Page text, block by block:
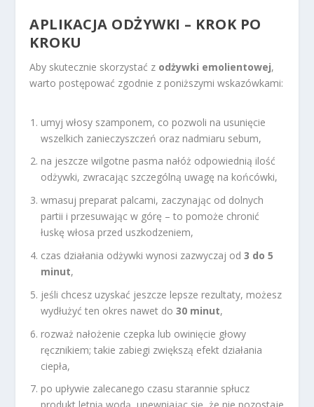
APLIKACJA ODŻYWKI – KROK PO
KROKU
Aby skutecznie skorzystać z odżywki emolientowej,
warto postępować zgodnie z poniższymi wskazówkami:
umyj włosy szamponem, co pozwoli na usunięcie
wszelkich zanieczyszczeń oraz nadmiaru sebum,
na jeszcze wilgotne pasma nałóż odpowiednią ilość
odżywki, zwracając szczególną uwagę na końcówki,
wmasuj preparat palcami, zaczynając od dolnych
partii i przesuwając w górę – to pomoże chronić
łuskę włosa przed uszkodzeniem,
czas działania odżywki wynosi zazwyczaj od3 do 5
minut,
jeśli chcesz uzyskać jeszcze lepsze rezultaty, możesz
wydłużyć ten okres nawet do30 minut,
rozważ nałożenie czepka lub owinięcie głowy
ręcznikiem; takie zabiegi zwiększą efekt działania
ciepła,
po upływie zalecanego czasu starannie spłucz